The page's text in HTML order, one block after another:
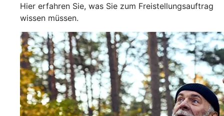
Hier erfahren Sie, was Sie zum Freistellungsauftrag
wissen müssen.